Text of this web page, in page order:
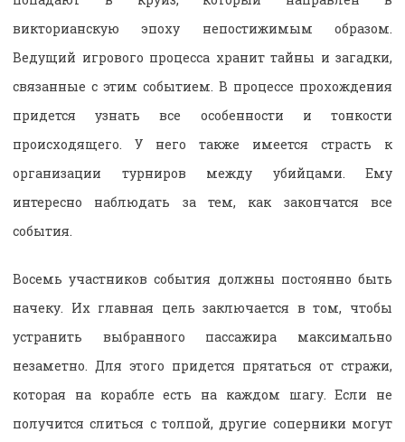
викторианскую эпоху непостижимым образом.
Ведущий игрового процесса хранит тайны и загадки,
связанные с этим событием. В процессе прохождения
придется узнать все особенности и тонкости
происходящего. У него также имеется страсть к
организации турниров между убийцами. Ему
интересно наблюдать за тем, как закончатся все
события.
Восемь участников события должны постоянно быть
начеку. Их главная цель заключается в том, чтобы
устранить выбранного пассажира максимально
незаметно. Для этого придется прятаться от стражи,
которая на корабле есть на каждом шагу. Если не
получится слиться с толпой, другие соперники могут